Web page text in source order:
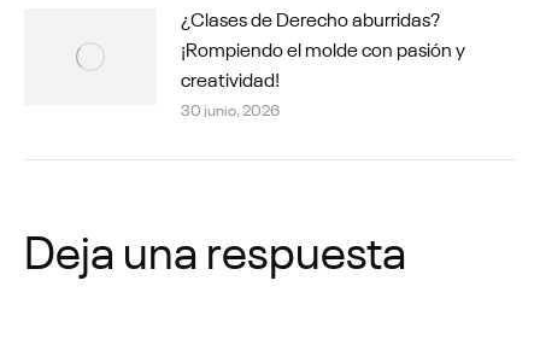
¿Clases de Derecho aburridas?
¡Rompiendo el molde con pasión y
creatividad!
30 junio, 2026
Deja una respuesta